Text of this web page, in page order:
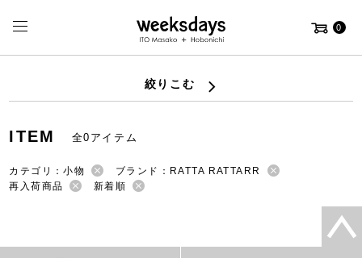
0
絞りこむ
ITEM 全0アイテム
カテゴリ：小物
ブランド：RATTA RATTARR
再入荷商品
新着順